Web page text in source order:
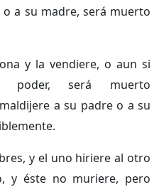
a su madre, será muerto
y la vendiere, o aun si
será muerto
a su padre o a su
y el uno hiriere al otro
y éste no muriere, pero